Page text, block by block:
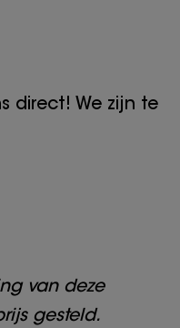
direct! We zijn te
van deze
gesteld.